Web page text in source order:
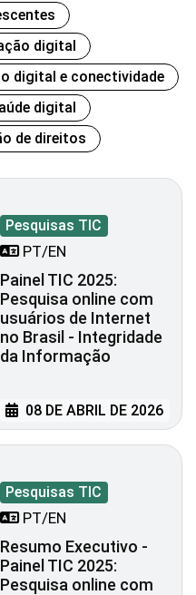
digital
digital e conectividade
digital
de direitos
Pesquisas TIC
PT/EN
Painel TIC 2025:
Pesquisa online com
usuários de Internet
no Brasil - Integridade
da Informação
08 DE ABRIL DE 2026
Pesquisas TIC
PT/EN
Resumo Executivo -
Painel TIC 2025:
Pesquisa online com